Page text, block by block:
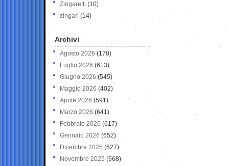
Zingaretti (10)
zingari (14)
Archivi
Agosto 2026 (178)
Luglio 2026 (613)
Giugno 2026 (545)
Maggio 2026 (402)
Aprile 2026 (591)
Marzo 2026 (641)
Febbraio 2026 (617)
Gennaio 2026 (652)
Dicembre 2025 (627)
Novembre 2025 (668)